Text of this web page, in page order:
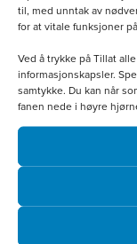
til, med unntak av
for at vitale funksjoner
Ved å trykke på Tillat
informasjonskapsler.
samtykke. Du kan når
fanen nede i høyre
varianter.
Alternativene
kan
velges
på